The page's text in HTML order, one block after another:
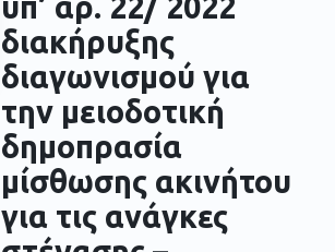
διακήρυξης
διαγωνισμού για
την μειοδοτική
δημοπρασία
μίσθωσης ακινήτου
για τις ανάγκες